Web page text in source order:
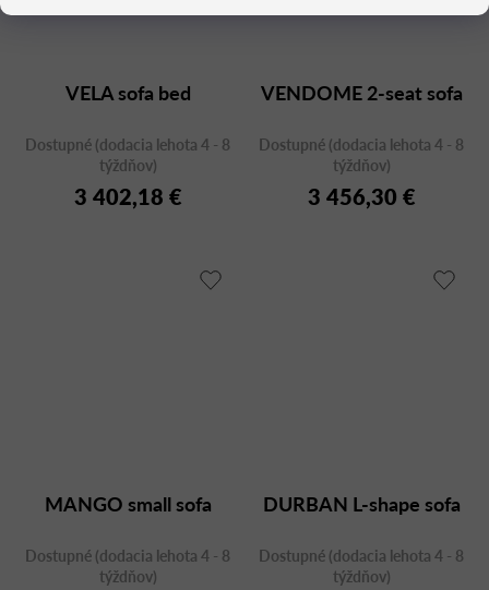
VELA sofa bed
Dostupné (dodacia lehota 4 - 8
týždňov)
3 402,18 €
VENDOME 2-seat sofa
Dostupné (dodacia lehota 4 - 8
týždňov)
3 456,30 €
MANGO small sofa
Dostupné (dodacia lehota 4 - 8
týždňov)
DURBAN L-shape sofa
Dostupné (dodacia lehota 4 - 8
týždňov)